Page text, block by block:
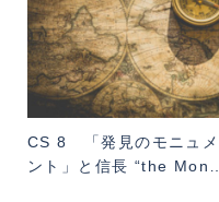
CS 8 「発見のモニュメ
ント」と信長 “the Mon…